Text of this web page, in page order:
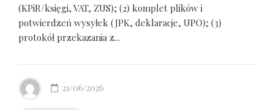
(KPiR/księgi, VAT, ZUS); (2) komplet plików i
potwierdzeń wysyłek (JPK, deklaracje, UPO); (3)
protokół przekazania z...
21/06/2026